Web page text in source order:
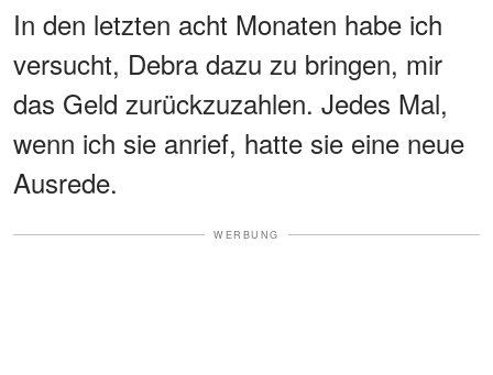
In den letzten acht Monaten habe ich
versucht, Debra dazu zu bringen, mir
das Geld zurückzuzahlen. Jedes Mal,
wenn ich sie anrief, hatte sie eine neue
Ausrede.
WERBUNG